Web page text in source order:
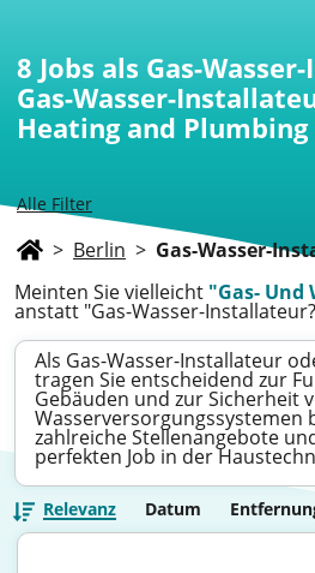
Alle Filter
8 Jobs als Gas-
Gas-Wasser-
Heating and
> Berlin > Gas-Wasser-
Meinten Sie vielleicht "Gas-
anstatt "Gas-Wasser-
Als Gas-Wasser-Installateur
tragen Sie entscheidend zur
Gebäuden und zur Sicherheit
Wasserversorgungssystemen
zahlreiche Stellenangebote
perfekten Job in der
Relevanz Datum